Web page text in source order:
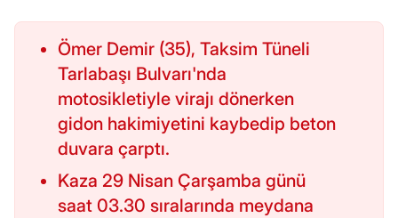
Ömer Demir (35), Taksim Tüneli
Tarlabaşı Bulvarı'nda
motosikletiyle virajı dönerken
gidon hakimiyetini kaybedip beton
duvara çarptı.
Kaza 29 Nisan Çarşamba günü
saat 03.30 sıralarında meydana